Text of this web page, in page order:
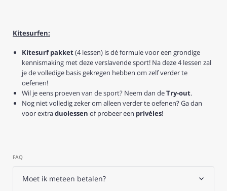
Kitesurfen:
Kitesurf pakket(4 lessen) is dé formule voor een grondige
kennismaking met deze verslavende sport! Na deze 4 lessen zal
je de volledige basis gekregen hebben om zelf verder te
oefenen!
Wil je eens proeven van de sport? Neem dan deTry-out.
Nog niet volledig zeker om alleen verder te oefenen? Ga dan
voor extraduolessen of probeer een privéles!
FAQ
Moet ik meteen betalen?